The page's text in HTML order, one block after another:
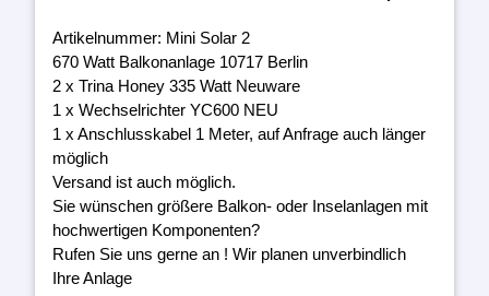
Artikelnummer: Mini Solar 2
670 Watt Balkonanlage 10717 Berlin
2 x Trina Honey 335 Watt Neuware
1 x Wechselrichter YC600 NEU
1 x Anschlusskabel 1 Meter, auf Anfrage auch länger
möglich
Versand ist auch möglich.
Sie wünschen größere Balkon- oder Inselanlagen mit
hochwertigen Komponenten?
Rufen Sie uns gerne an ! Wir planen unverbindlich
Ihre Anlage